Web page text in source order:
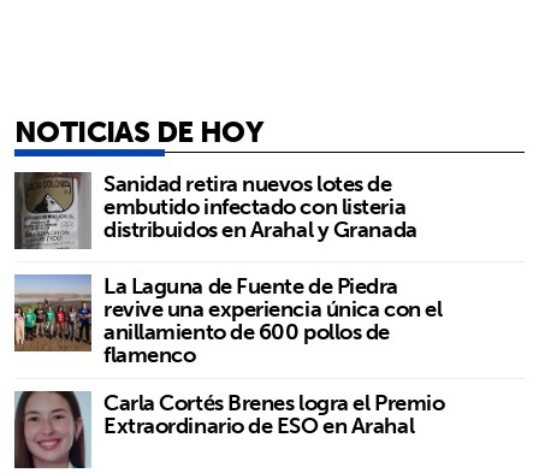
NOTICIAS DE HOY
Sanidad retira nuevos lotes de
embutido infectado con listeria
distribuidos en Arahal y Granada
La Laguna de Fuente de Piedra
revive una experiencia única con el
anillamiento de 600 pollos de
flamenco
Carla Cortés Brenes logra el Premio
Extraordinario de ESO en Arahal